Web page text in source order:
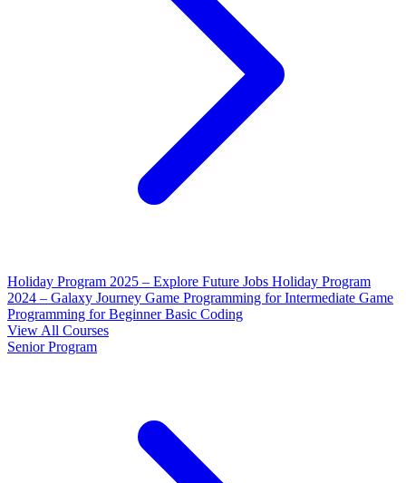
Holiday Program 2025 – Explore Future Jobs Holiday Program
2024 – Galaxy Journey Game Programming for Intermediate Game
Programming for Beginner Basic Coding
View All Courses
Senior Program